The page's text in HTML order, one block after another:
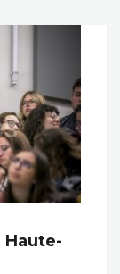
Haute-